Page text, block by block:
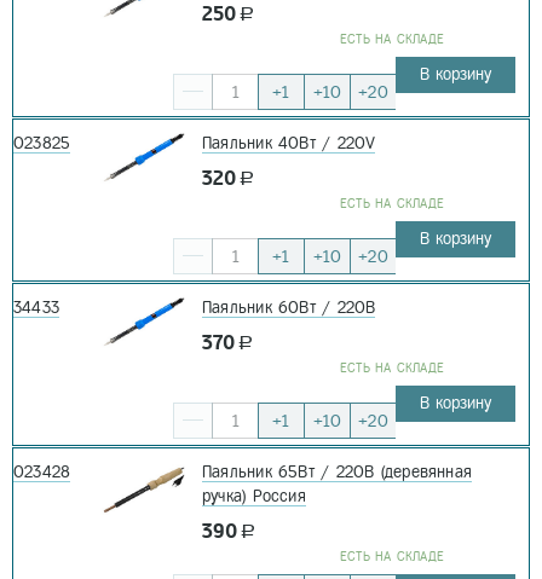
250 a
EСТЬ НА СКЛАДЕ
В корзину
+1
+10 +20
023825 Паяльник 40Вт / 220V
320 a
EСТЬ НА СКЛАДЕ
В корзину
+1
+10 +20
34433 Паяльник 60Вт / 220В
370 a
EСТЬ НА СКЛАДЕ
В корзину
+1
+10 +20
023428
Паяльник 65Вт / 220В (деревянная
ручка) Россия
390 a
EСТЬ НА СКЛАДЕ